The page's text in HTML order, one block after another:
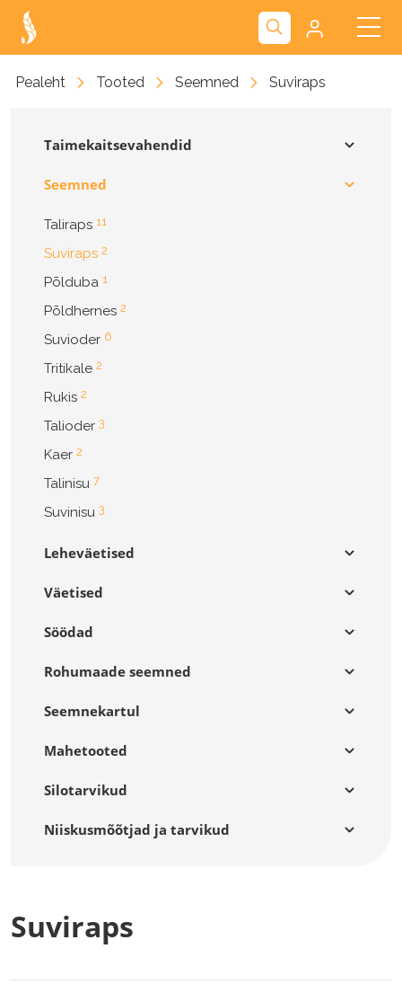
Kliendiportaal
Pealeht Tooted Seemned Suviraps
Taimekaitsevahendid
Seemned
Taliraps 11
Suviraps 2
Põlduba 1
Põldhernes 2
Suvioder 6
Tritikale 2
Rukis 2
Talioder 3
Kaer 2
Talinisu 7
Suvinisu 3
Leheväetised
Väetised
Söödad
Rohumaade seemned
Seemnekartul
Mahetooted
Silotarvikud
Niiskusmõõtjad ja tarvikud
Suviraps